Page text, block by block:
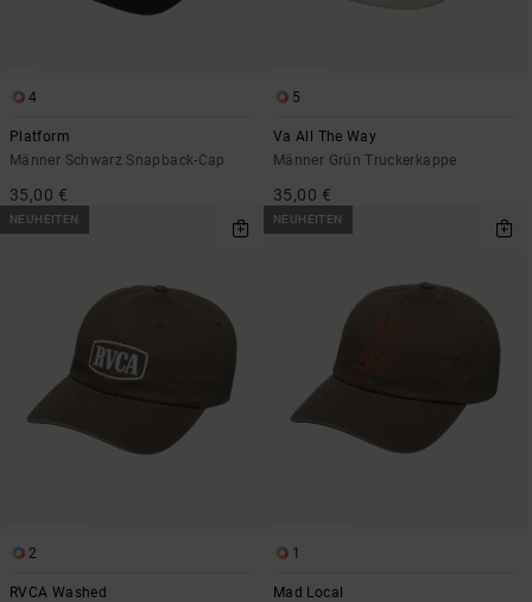
4
Platform
Männer Schwarz Snapback-Cap
35,00 €
5
Va All The Way
Männer Grün Truckerkappe
35,00 €
NEUHEITEN
2
RVCA Washed
NEUHEITEN
1
Mad Local